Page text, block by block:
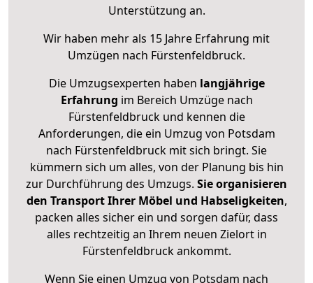
Unterstützung an.
Wir haben mehr als 15 Jahre Erfahrung mit
Umzügen nach Fürstenfeldbruck.
Die Umzugsexperten haben langjährige
Erfahrung im Bereich Umzüge nach
Fürstenfeldbruck und kennen die
Anforderungen, die ein Umzug von Potsdam
nach Fürstenfeldbruck mit sich bringt. Sie
kümmern sich um alles, von der Planung bis hin
zur Durchführung des Umzugs. Sie organisieren
den Transport Ihrer Möbel und Habseligkeiten,
packen alles sicher ein und sorgen dafür, dass
alles rechtzeitig an Ihrem neuen Zielort in
Fürstenfeldbruck ankommt.
Wenn Sie einen Umzug von Potsdam nach